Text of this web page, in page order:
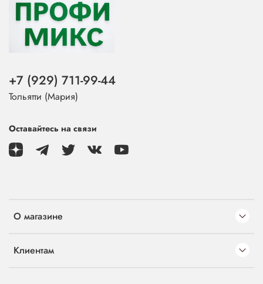
О магазине
Клиентам
+7 (929) 711-99-44
Тольятти (Мария)
Оставайтесь на связи